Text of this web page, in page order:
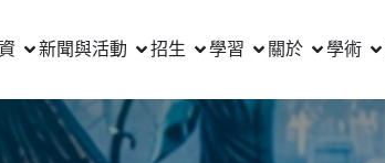
新聞與活動 招生 學習 關於 學術